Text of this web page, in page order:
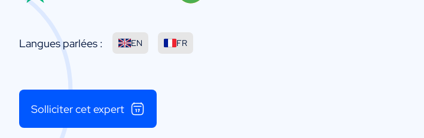
Langues parlées : EN FR
Solliciter cet expert